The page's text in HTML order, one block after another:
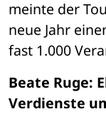
meinte der
neue Jahr
fast 1.000
Beate Ruge:
Verdienste